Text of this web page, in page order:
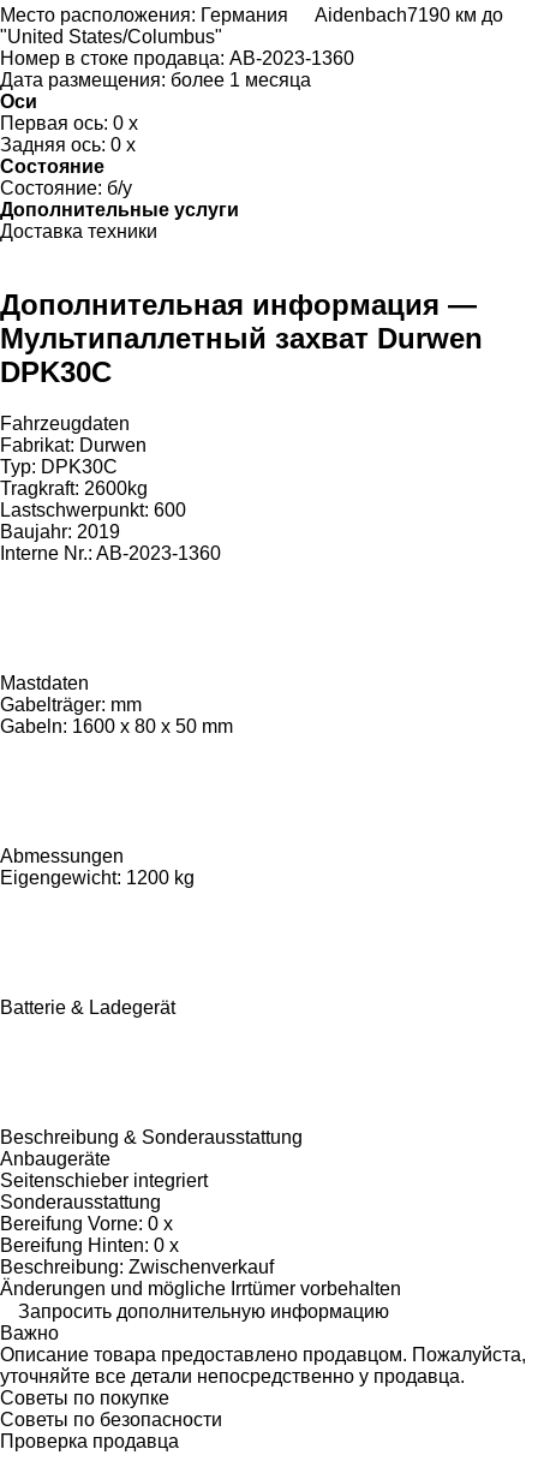
Место расположения: Германия Aidenbach7190 км до
"United States/Columbus"
Номер в стоке продавца: AB-2023-1360
Дата размещения: более 1 месяца
Оси
Первая ось: 0 x
Задняя ось: 0 x
Состояние
Состояние: б/у
Дополнительные услуги
Доставка техники
Дополнительная информация —
Мультипаллетный захват Durwen
DPK30C
Fahrzeugdaten
Fabrikat: Durwen
Typ: DPK30C
Tragkraft: 2600kg
Lastschwerpunkt: 600
Baujahr: 2019
Interne Nr.: AB-2023-1360
Mastdaten
Gabelträger: mm
Gabeln: 1600 x 80 x 50 mm
Abmessungen
Eigengewicht: 1200 kg
Batterie & Ladegerät
Beschreibung & Sonderausstattung
Anbaugeräte
Seitenschieber integriert
Sonderausstattung
Bereifung Vorne: 0 x
Bereifung Hinten: 0 x
Beschreibung: Zwischenverkauf
Änderungen und mögliche Irrtümer vorbehalten
Запросить дополнительную информацию
Важно
Описание товара предоставлено продавцом. Пожалуйста,
уточняйте все детали непосредственно у продавца.
Советы по покупке
Советы по безопасности
Проверка продавца